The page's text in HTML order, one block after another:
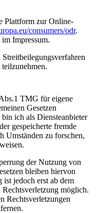
Plattform zur Online-
consumers/odr.
Impressum.
TMG für eigene
Gesetzen
ich als Diensteanbieter
gespeicherte fremde
Umständen zu forschen,
der Nutzung von
bleiben hiervon
jedoch erst ab dem
möglich.
Rechtsverletzungen